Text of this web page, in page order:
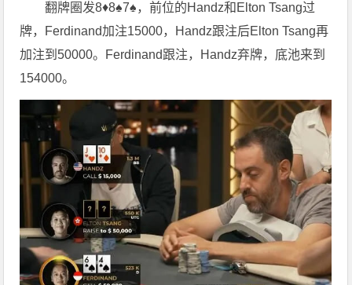
翻牌圈发8♦8♠7♠，前位的Handz和Elton Tsang过
牌，Ferdinand加注15000，Handz跟注后Elton Tsang再
加注到50000。Ferdinand跟注，Handz弃牌，底池来到
154000。